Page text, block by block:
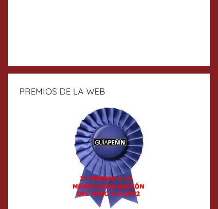
PREMIOS DE LA WEB